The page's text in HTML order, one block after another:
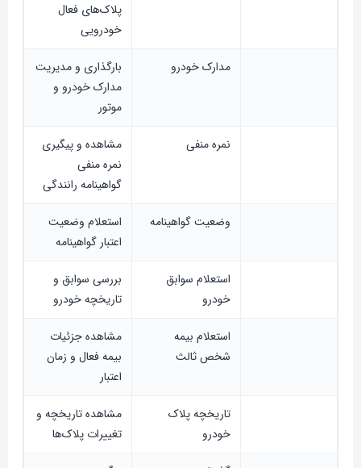
پلاک‌های فعال
خودرویی
مدارک خودرو
بارگذاری و مدیریت
مدارک خودرو و
موتور
نمره منفی
مشاهده و پیگیری
نمره منفی
گواهینامه رانندگی
وضعیت گواهینامه
استعلام وضعیت
اعتبار گواهینامه
استعلام سوابق
خودرو
بررسی سوابق و
تاریخچه خودرو
استعلام بیمه
شخص ثالث
مشاهده جزئیات
بیمه فعال و زمان
اعتبار
تاریخچه پلاک
خودرو
مشاهده تاریخچه و
تغییرات پلاک‌ها